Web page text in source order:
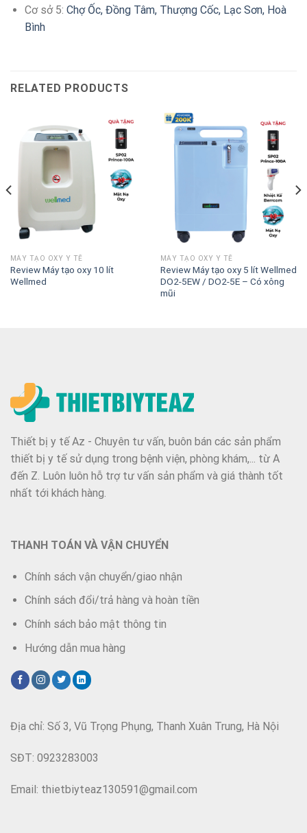
Cơ sở 5: Chợ Ốc, Đồng Tâm, Thượng Cốc, Lạc Sơn, Hoà
Bình
RELATED PRODUCTS
MÁY TẠO OXY Y TẾ
Review Máy tạo oxy 10 lít
Wellmed
MÁY TẠO OXY Y TẾ
Review Máy tạo oxy 5 lít Wellmed
DO2-5EW / DO2-5E – Có xông
mũi
Thiết bị y tế Az - Chuyên tư vấn, buôn bán các sản phẩm
thiết bị y tế sử dụng trong bệnh viện, phòng khám,... từ A
đến Z. Luôn luôn hỗ trợ tư vấn sản phẩm và giá thành tốt
nhất tới khách hàng.
Địa chỉ: Số 3, Vũ Trọng Phụng, Thanh Xuân Trung, Hà Nội
SĐT: 0923283003
Email: thietbiyteaz130591@gmail.com
THANH TOÁN VÀ VẬN CHUYỂN
Chính sách vận chuyển/giao nhận
Chính sách đổi/trả hàng và hoàn tiền
Chính sách bảo mật thông tin
Hướng dẫn mua hàng